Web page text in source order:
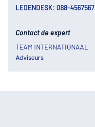
LEDENDESK: 088-4567567
Contact de expert
TEAM INTERNATIONAAL
Adviseurs